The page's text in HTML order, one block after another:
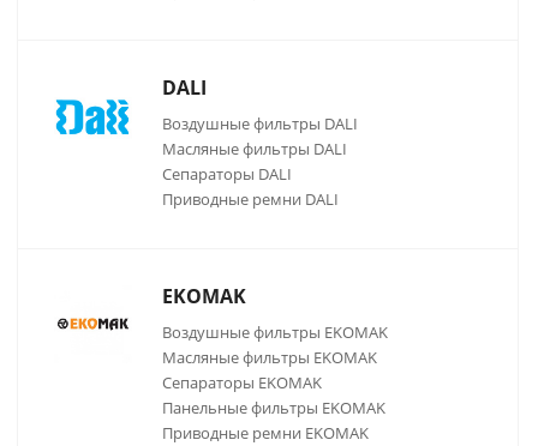
DALI
Воздушные фильтры DALI
Масляные фильтры DALI
Сепараторы DALI
Приводные ремни DALI
EKOMAK
Воздушные фильтры EKOMAK
Масляные фильтры EKOMAK
Сепараторы EKOMAK
Панельные фильтры EKOMAK
Приводные ремни EKOMAK